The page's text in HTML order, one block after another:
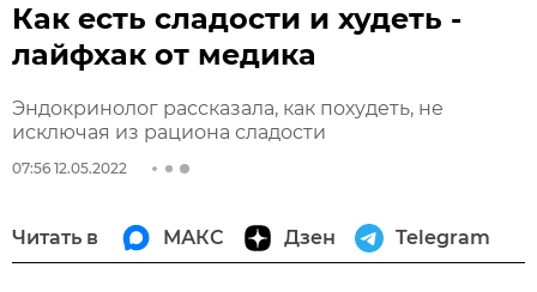
Как есть сладости и худеть -
лайфхак от медика
Эндокринолог рассказала, как похудеть, не
исключая из рациона сладости
07:56 12.05.2022
Читать в МАКС Дзен Telegram